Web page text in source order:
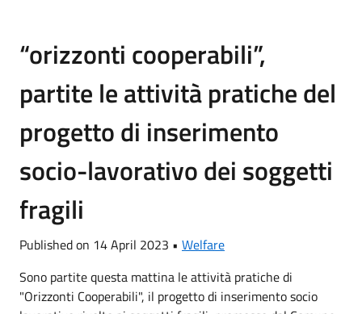
“orizzonti cooperabili”,
partite le attività pratiche del
progetto di inserimento
socio-lavorativo dei soggetti
fragili
Published on 14 April 2023 • Welfare
Sono partite questa mattina le attività pratiche di
"Orizzonti Cooperabili", il progetto di inserimento socio